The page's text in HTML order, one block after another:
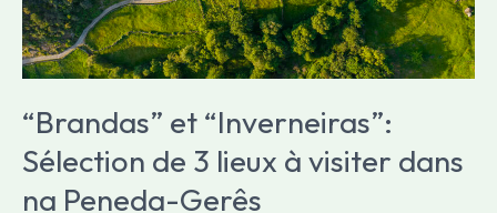
“Brandas” et “Inverneiras”:
Sélection de 3 lieux à visiter dans
na Peneda-Gerês
na
Peneda-
Gerês